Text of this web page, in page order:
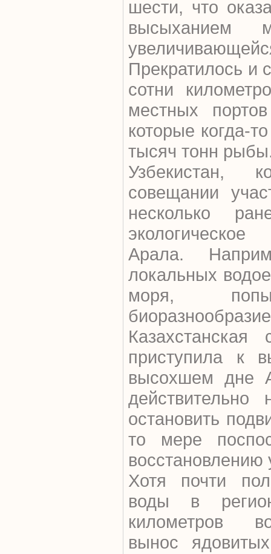
шести, что
Прекратилось и
сотни
местных
которые когда-
тысяч тонн
Узбекистан,
совещании
несколько
Арала.
локальных
моря,
приступила к
высохшем дне
остановить
то мере
восстановлению
Хотя почти
воды в
километров
вынос